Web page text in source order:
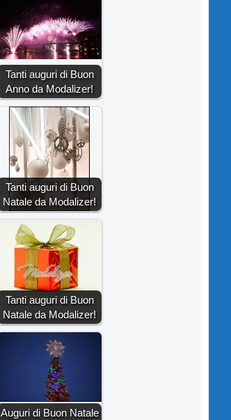
Tanti auguri di Buon
Anno da Modalizer!
Tanti auguri di Buon
Natale da Modalizer!
Tanti auguri di Buon
Natale da Modalizer!
Auguri di Buon Natale